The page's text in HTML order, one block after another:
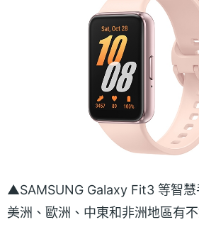
▲SAMSUNG Galaxy Fit3 等智慧
美洲、歐洲、中東和非洲地區有